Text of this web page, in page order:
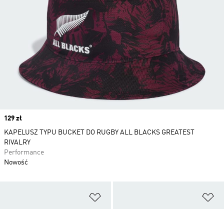
Price
129 zł
KAPELUSZ TYPU BUCKET DO RUGBY ALL BLACKS GREATEST
RIVALRY
Performance
Nowość